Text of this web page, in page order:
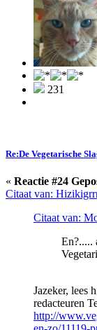
231
Re:De Vegetarische
« Reactie #24
Citaat van:
Citaat van:
En?.....
Jazeker, lees
redacteuren
http://